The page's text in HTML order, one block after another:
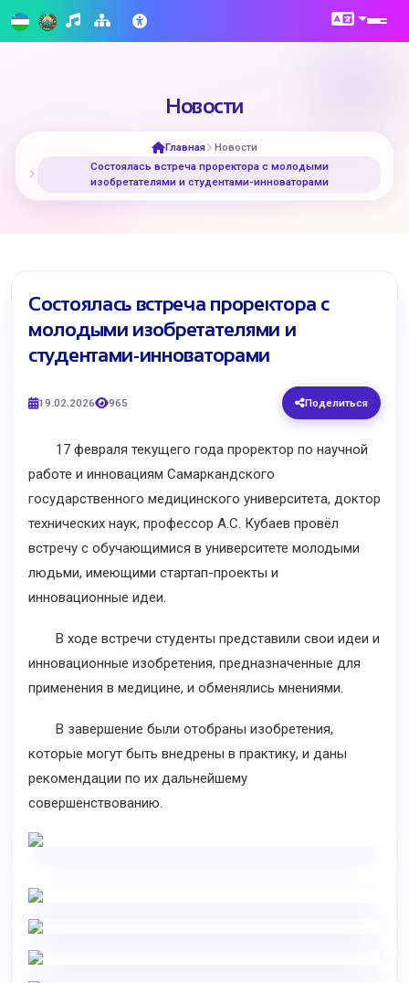
Новости
Главная
Новости
Состоялась встреча проректора с молодыми
изобретателями и студентами-инноваторами
Состоялась встреча проректора с
молодыми изобретателями и
студентами-инноваторами
19.02.2026 965 Поделиться
17 февраля текущего года проректор по научной
работе и инновациям Самаркандского
государственного медицинского университета, доктор
технических наук, профессор А.С. Кубаев провёл
встречу с обучающимися в университете молодыми
людьми, имеющими стартап-проекты и
инновационные идеи.
В ходе встречи студенты представили свои идеи и
инновационные изобретения, предназначенные для
применения в медицине, и обменялись мнениями.
В завершение были отобраны изобретения,
которые могут быть внедрены в практику, и даны
рекомендации по их дальнейшему
совершенствованию.